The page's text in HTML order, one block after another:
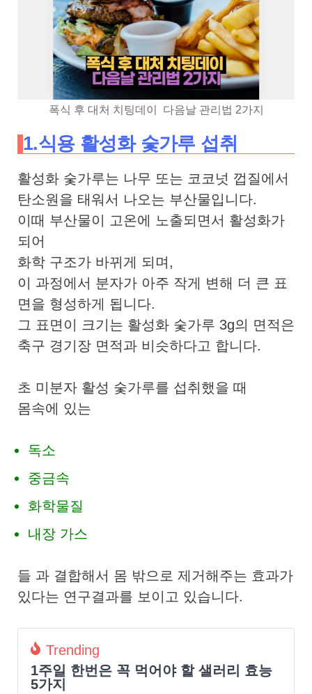
폭식 후 대처 치팅데이 다음날 관리법 2가지
1.식용 활성화 숯가루 섭취
활성화 숯가루는 나무 또는 코코넛 껍질에서
탄소원을 태워서 나오는 부산물입니다.
이때 부산물이 고온에 노출되면서 활성화가
되어
화학 구조가 바뀌게 되며,
이 과정에서 분자가 아주 작게 변해 더 큰 표
면을 형성하게 됩니다.
그 표면이 크기는 활성화 숯가루 3g의 면적은
축구 경기장 면적과 비슷하다고 합니다.
초 미분자 활성 숯가루를 섭취했을 때
몸속에 있는
독소
중금속
화학물질
내장 가스
들 과 결합해서 몸 밖으로 제거해주는 효과가
있다는 연구결과를 보이고 있습니다.
Trending
1주일 한번은 꼭 먹어야 할 샐러리 효능
5가지